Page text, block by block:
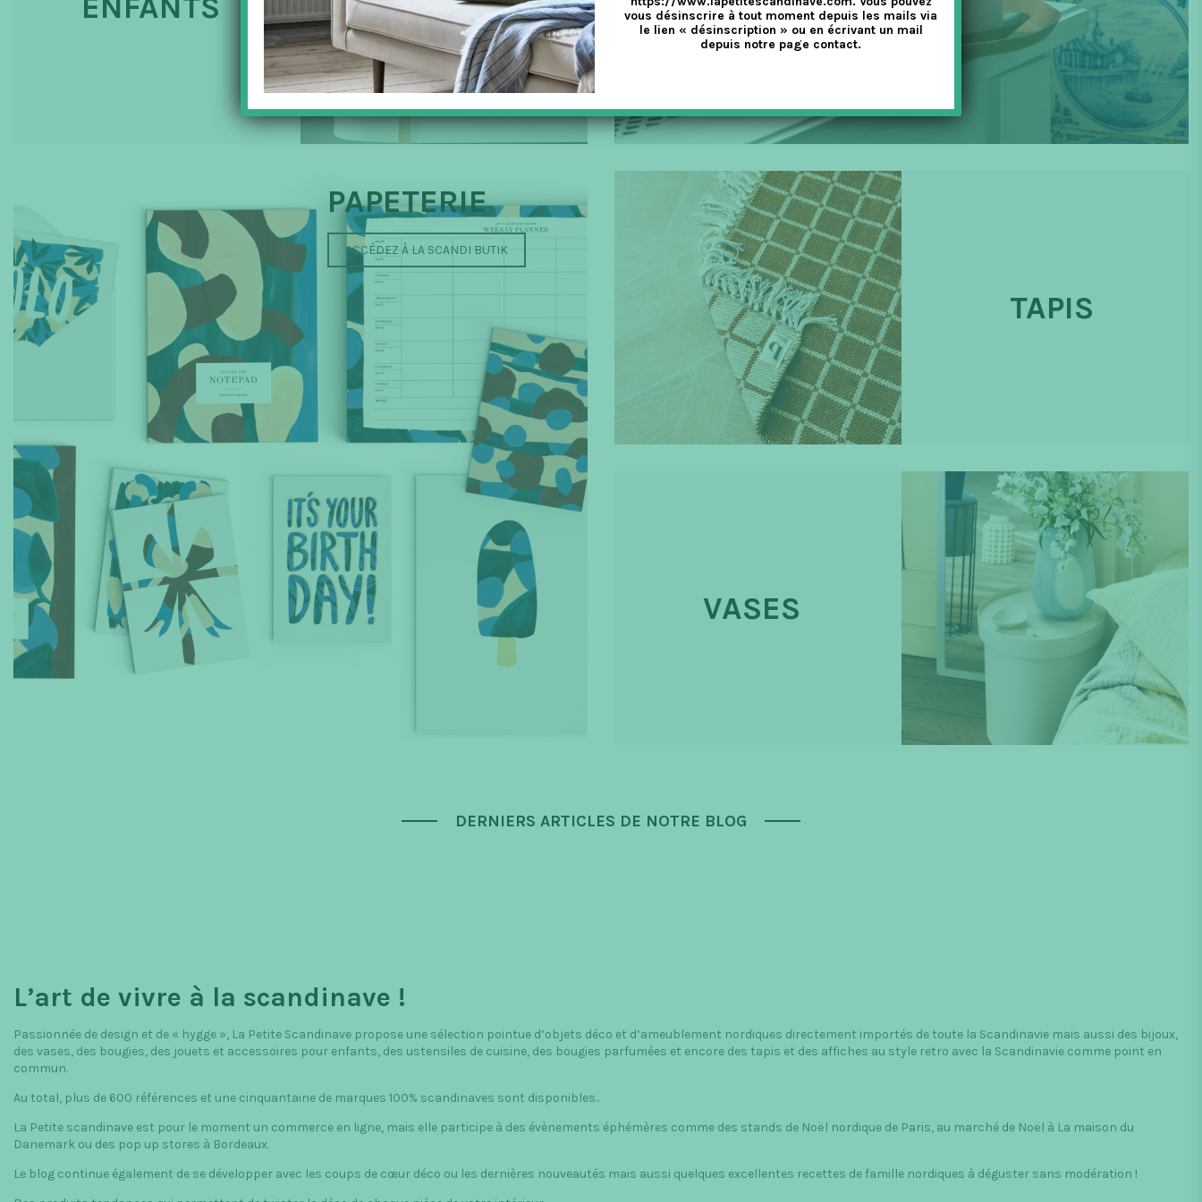
PAPETERIE
ACCÉDEZ À LA SCANDI BUTIK
TAPIS
VASES
DERNIERS ARTICLES DE NOTRE BLOG
L’art de vivre à la scandinave !
Passionnée de design et de « hygge », La Petite Scandinave propose une sélection pointue d’objets déco et d’ameublement nordiques directement importés de toute la Scandinavie mais aussi des bijoux,
des vases, des bougies, des jouets et accessoires pour enfants, des ustensiles de cuisine, des bougies parfumées et encore des tapis et des affiches au style retro avec la Scandinavie comme point en
commun.
Au total, plus de 600 références et une cinquantaine de marques 100% scandinaves sont disponibles..
La Petite scandinave est pour le moment un commerce en ligne, mais elle participe à des évènements éphémères comme des stands de Noël nordique de Paris, au marché de Noël à La maison du
Danemark ou des pop up stores à Bordeaux.
Le blog continue également de se développer avec les coups de cœur déco ou les dernières nouveautés mais aussi quelques excellentes recettes de famille nordiques à déguster sans modération !
vous désinscrire à tout moment depuis les mails via
le lien « désinscription » ou en écrivant un mail
depuis notre page contact.